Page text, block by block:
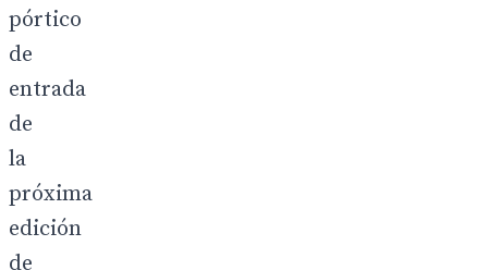
pórtico
de
entrada
de
la
próxima
edición
de